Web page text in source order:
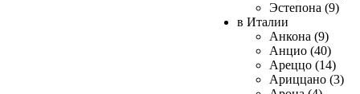
Эстепона (9)
в Италии
Анкона (9)
Анцио (40)
Ареццо (14)
Ариццано (3)